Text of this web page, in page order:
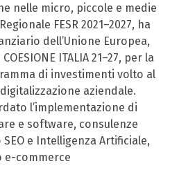
nelle micro, piccole e medie
FESR 2021–2027, ha
dell’Unione Europea,
ITALIA 21–27, per la
di investimenti volto al
aziendale.
l’implementazione di
e software, consulenze
e Intelligenza Artificiale,
e-commerce